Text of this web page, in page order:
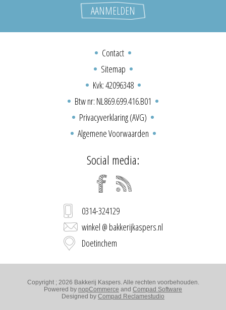
Contact
Sitemap
Kvk: 42096348
Btw nr: NL869.699.416.B01
Privacyverklaring (AVG)
Algemene Voorwaarden
Social media:
0314-324129
winkel @ bakkerijkaspers.nl
Doetinchem
Copyright ; 2026 Bakkerij Kaspers. Alle rechten voorbehouden.
Powered by nopCommerce and Compad Software
Designed by Compad Reclamestudio